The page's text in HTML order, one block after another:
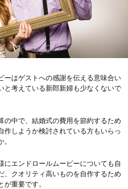
ーはゲストへの感謝を伝える意味合い
と考えている新郎新婦も少なくないで
の中で、結婚式の費用を節約するため
作しようか検討されている方もいらっ
にエンドロールムービーについても自
、クオリティ高いものを自作するため
重要です。